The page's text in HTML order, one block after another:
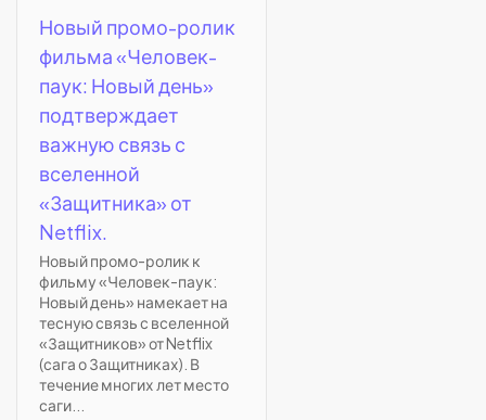
Новый промо-ролик
фильма «Человек-
паук: Новый день»
подтверждает
важную связь с
вселенной
«Защитника» от
Netflix.
Новый промо-ролик к
фильму «Человек-паук:
Новый день» намекает на
тесную связь с вселенной
«Защитников» от Netflix
(сага о Защитниках). В
течение многих лет место
саги...